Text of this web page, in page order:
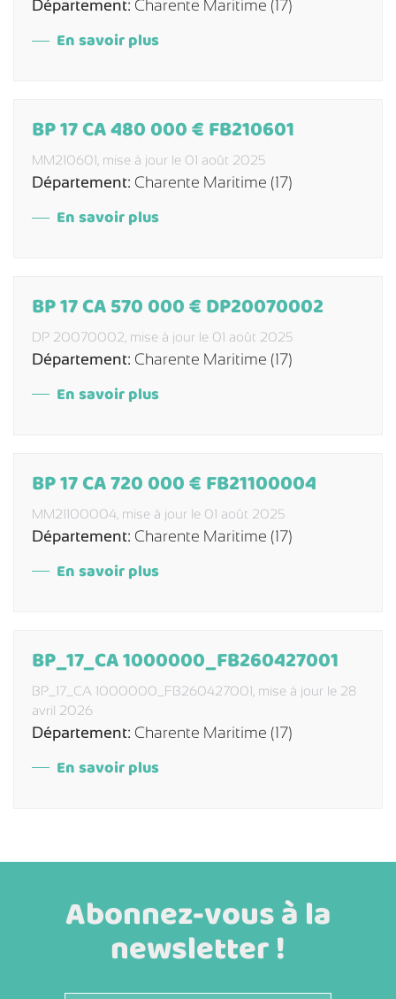
Département: Charente Maritime (17)
En savoir plus
BP 17 CA 480 000 € FB210601
MM210601, mise à jour le 01 août 2025
Département: Charente Maritime (17)
En savoir plus
BP 17 CA 570 000 € DP20070002
DP 20070002, mise à jour le 01 août 2025
Département: Charente Maritime (17)
En savoir plus
BP 17 CA 720 000 € FB21100004
MM21100004, mise à jour le 01 août 2025
Département: Charente Maritime (17)
En savoir plus
BP_17_CA 1000000_FB260427001
BP_17_CA 1000000_FB260427001, mise à jour le 28
avril 2026
Département: Charente Maritime (17)
En savoir plus
Abonnez-vous à la
newsletter !